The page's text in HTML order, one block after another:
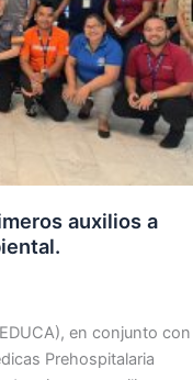
auxilios a
en conjunto con
Prehospitalaria